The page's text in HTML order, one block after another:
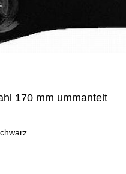
170 mm ummantelt